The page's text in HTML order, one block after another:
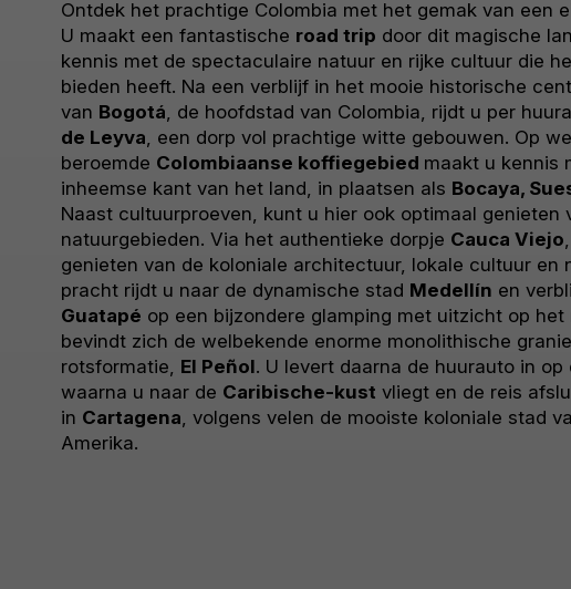
Ontdek het prachtige Colombia met het gemak van een
U maakt een fantastische road trip door dit magische
kennis met de spectaculaire natuur en rijke cultuur die
bieden heeft. Na een verblijf in het mooie historische
van Bogotá , de hoofdstad van Colombia, rijdt u per
de Leyva , een dorp vol prachtige witte gebouwen. Op
beroemde Colombiaanse koffiegebied maakt u kennis
inheemse kant van het land, in plaatsen als Bocaya,
Naast cultuurproeven, kunt u hier ook optimaal genieten
natuurgebieden. Via het authentieke dorpje Cauca Viejo
genieten van de koloniale architectuur, lokale cultuur en
pracht rijdt u naar de dynamische stad Medellín en
Guatapé op een bijzondere glamping met uitzicht op het
bevindt zich de welbekende enorme monolithische
rotsformatie, El Peñol. U levert daarna de huurauto in op
waarna u naar de Caribische-kust vliegt en de reis
in Cartagena , volgens velen de mooiste koloniale stad
Amerika.